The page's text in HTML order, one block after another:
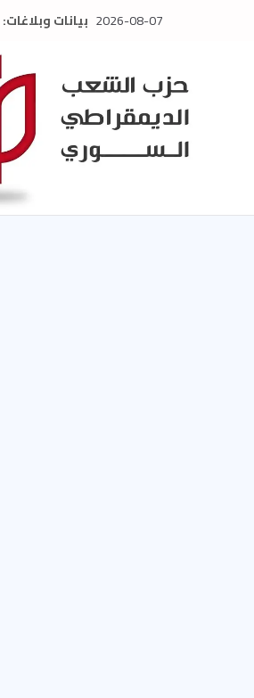
2026-08-07 بيانات وبلاغات: